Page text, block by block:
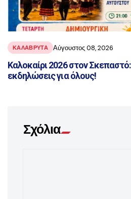
ΚΑΛΑΒΡΥΤΑ Αύγουστος 08, 2026
Καλοκαίρι 2026 στον
εκδηλώσεις για όλους!
Σχόλια